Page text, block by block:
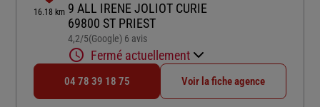
16.18 km 9 ALL IRENE JOLIOT CURIE
69800 ST PRIEST
4,2/5Note de 4.2 sur 5
(Google) 6 avis
Fermé actuellement
04 78 39 18 75 Voir la fiche agence